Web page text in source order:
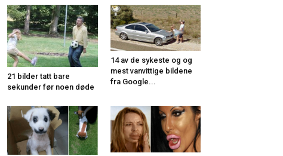
21 bilder tatt bare
sekunder før noen døde
14 av de sykeste og og
mest vanvittige bildene
fra Google...